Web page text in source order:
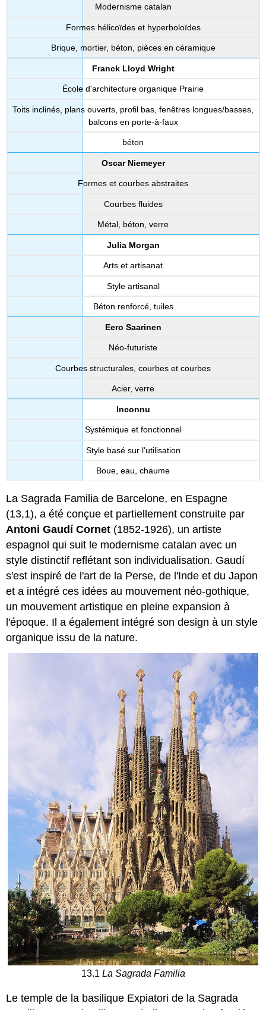
Modernisme catalan
Formes hélicoïdes et hyperboloïdes
Brique, mortier, béton, pièces en céramique
Franck Lloyd Wright
École d'architecture organique Prairie
Toits inclinés, plans ouverts, profil bas, fenêtres longues/basses,
balcons en porte-à-faux
béton
Oscar Niemeyer
Formes et courbes abstraites
Courbes fluides
Métal, béton, verre
Julia Morgan
Arts et artisanat
Style artisanal
Béton renforcé, tuiles
Eero Saarinen
Néo-futuriste
Courbes structurales, courbes et courbes
Acier, verre
Inconnu
Systémique et fonctionnel
Style basé sur l'utilisation
Boue, eau, chaume
La Sagrada Familia de Barcelone, en Espagne
(13,1), a été conçue et partiellement construite par
Antoni Gaudí Cornet (1852-1926), un artiste
espagnol qui suit le modernisme catalan avec un
style distinctif reflétant son individualisation. Gaudí
s'est inspiré de l'art de la Perse, de l'Inde et du Japon
et a intégré ces idées au mouvement néo-gothique,
un mouvement artistique en pleine expansion à
l'époque. Il a également intégré son design à un style
organique issu de la nature.
13.1 La Sagrada Familia
Le temple de la basilique Expiatori de la Sagrada